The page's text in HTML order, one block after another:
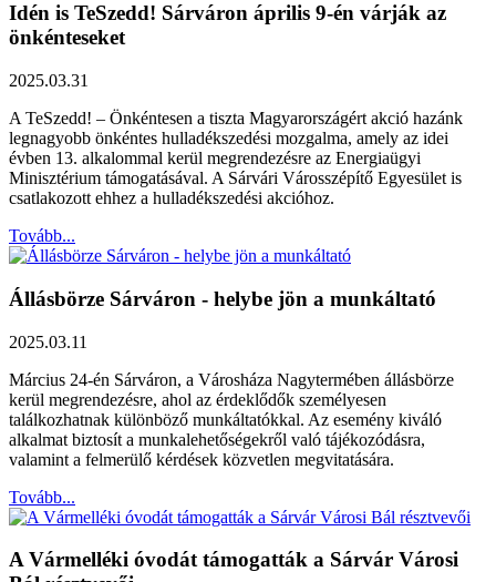
Idén is TeSzedd! Sárváron április 9-én várják az
önkénteseket
2025.03.31
A TeSzedd! – Önkéntesen a tiszta Magyarországért akció hazánk
legnagyobb önkéntes hulladékszedési mozgalma, amely az idei
évben 13. alkalommal kerül megrendezésre az Energiaügyi
Minisztérium támogatásával. A Sárvári Városszépítő Egyesület is
csatlakozott ehhez a hulladékszedési akcióhoz.
Tovább...
Állásbörze Sárváron - helybe jön a munkáltató
2025.03.11
Március 24-én Sárváron, a Városháza Nagytermében állásbörze
kerül megrendezésre, ahol az érdeklődők személyesen
találkozhatnak különböző munkáltatókkal. Az esemény kiváló
alkalmat biztosít a munkalehetőségekről való tájékozódásra,
valamint a felmerülő kérdések közvetlen megvitatására.
Tovább...
A Vármelléki óvodát támogatták a Sárvár Városi